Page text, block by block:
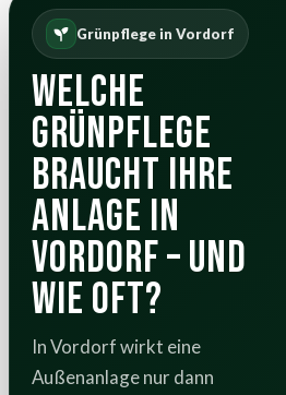
Grünpflege in Vordorf
Welche
Grünpflege
braucht Ihre
Anlage in
Vordorf – und
wie oft?
In Vordorf wirkt eine
Außenanlage nur dann